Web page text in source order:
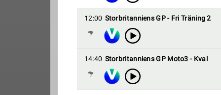
12:00 Storbritanniens GP - Fri Träning 2
14:40 Storbritanniens GP Moto3 - Kval